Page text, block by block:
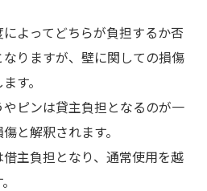
よってどちらが負担するか否
りますが、壁に関しての損傷
す。
ピンは貸主負担となるのが一
と解釈されます。
主負担となり、通常使用を越